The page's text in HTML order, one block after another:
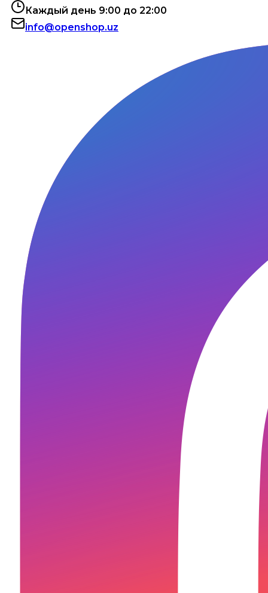
Каждый день 9:00 до 22:00
info@openshop.uz